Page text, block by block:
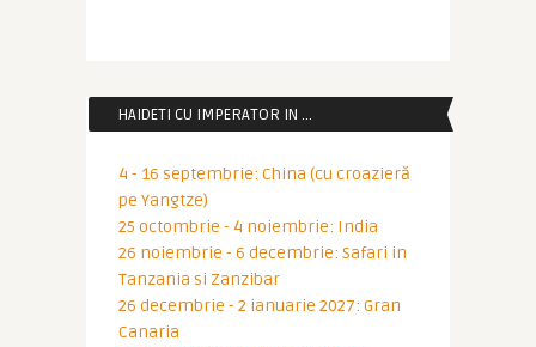
HAIDETI CU IMPERATOR IN …
4 - 16 septembrie: China (cu croazieră
pe Yangtze)
25 octombrie - 4 noiembrie: India
26 noiembrie - 6 decembrie: Safari in
Tanzania si Zanzibar
26 decembrie - 2 ianuarie 2027: Gran
Canaria